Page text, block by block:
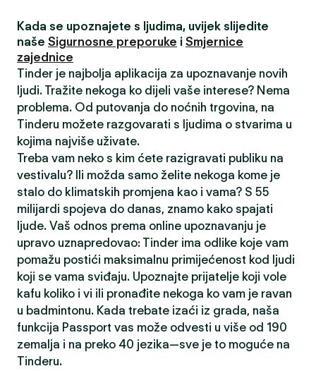
Kada se upoznajete s ljudima, uvijek slijedite
naše Sigurnosne preporuke i Smjernice
zajednice
Tinder je najbolja aplikacija za upoznavanje novih
ljudi. Tražite nekoga ko dijeli vaše interese? Nema
problema. Od putovanja do noćnih trgovina, na
Tinderu možete razgovarati s ljudima o stvarima u
kojima najviše uživate.
Treba vam neko s kim ćete razigravati publiku na
vestivalu? Ili možda samo želite nekoga kome je
stalo do klimatskih promjena kao i vama? S 55
milijardi spojeva do danas, znamo kako spajati
ljude. Vaš odnos prema online upoznavanju je
upravo uznapredovao: Tinder ima odlike koje vam
pomažu postići maksimalnu primijećenost kod ljudi
koji se vama sviđaju. Upoznajte prijatelje koji vole
kafu koliko i vi ili pronađite nekoga ko vam je ravan
u badmintonu. Kada trebate izaći iz grada, naša
funkcija Passport vas može odvesti u više od 190
zemalja i na preko 40 jezika—sve je to moguće na
Tinderu.